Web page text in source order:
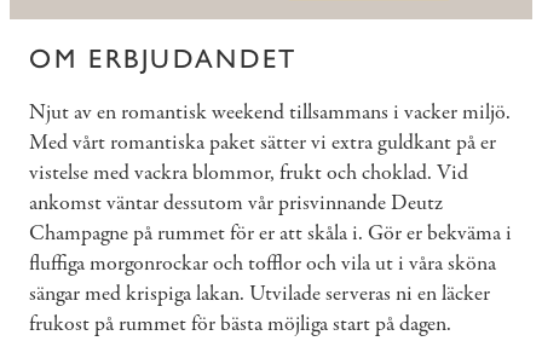
OM ERBJUDANDET
Njut av en romantisk weekend tillsammans i vacker miljö.
Med vårt romantiska paket sätter vi extra guldkant på er
vistelse med vackra blommor, frukt och choklad. Vid
ankomst väntar dessutom vår prisvinnande Deutz
Champagne på rummet för er att skåla i. Gör er bekväma i
fluffiga morgonrockar och tofflor och vila ut i våra sköna
sängar med krispiga lakan. Utvilade serveras ni en läcker
frukost på rummet för bästa möjliga start på dagen.